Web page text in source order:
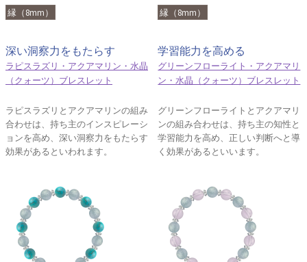
縁（8mm）
深い洞察力をもたらす
ラピスラズリ・アクアマリン・水晶
（クォーツ）ブレスレット
ラピスラズリとアクアマリンの組み
合わせは、持ち主のインスピレーシ
ョンを高め、深い洞察力をもたらす
効果があるといわれます。
縁（8mm）
学習能力を高める
グリーンフローライト・アクアマリ
ン・水晶（クォーツ）ブレスレット
グリーンフローライトとアクアマリ
ンの組み合わせは、持ち主の知性と
学習能力を高め、正しい判断へと導
く効果があるといいます。